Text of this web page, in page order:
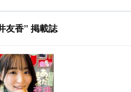
友香” 掲載誌